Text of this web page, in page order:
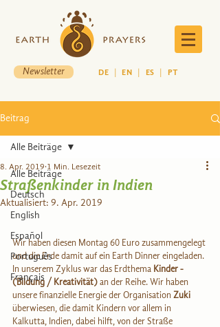
Newsletter DE |EN ES PT
Beitrag
Alle Beiträge
Deutsch
English
Español
Português
Français
Alle Beiträge
Straßenkinder in Indien
8. Apr. 2019 1 Min. Lesezeit
Aktualisiert: 9. Apr. 2019
Wir haben diesen Montag 60 Euro zusammengelegt
und die Erde damit auf ein Earth Dinner eingeladen.
In unserem Zyklus war das Erdthema Kinder -
(Bildung / Kreativität) an der Reihe. Wir haben
unsere finanzielle Energie der Organisation Zuki
überwiesen, die damit Kindern vor allem in
Kalkutta, Indien, dabei hilft, von der Straße